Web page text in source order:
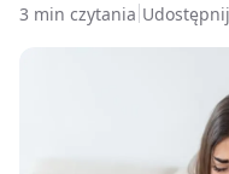
3 min czytania Udostępnij